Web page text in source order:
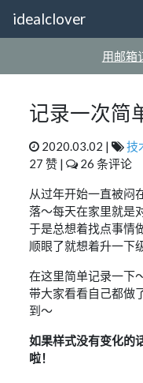
idealclover
用邮箱
记录一次简
2020.03.02 | 技
27 赞 |
26 条评论
从过年开始一直被闷
落～每天在家里就是
于是总想着找点事情
顺眼了就想着升一下
在这里简单记录一下
带大家看看自己都做
到～
如果样式没有变化的
啦！